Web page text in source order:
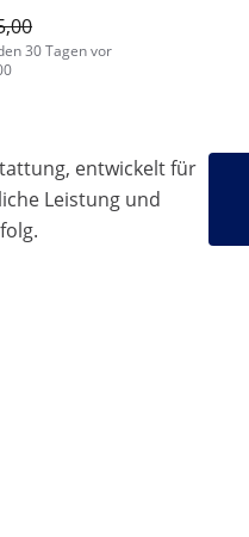
30 Tagen vor
entwickelt für
Leistung und